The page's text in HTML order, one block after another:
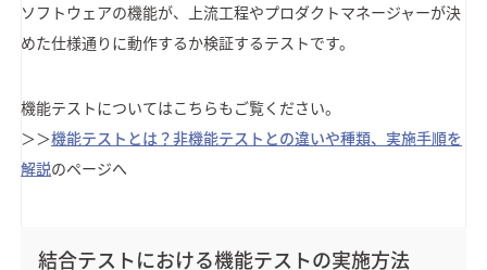
ソフトウェアの機能が、上流工程やプロダクトマネージャーが決
めた仕様通りに動作するか検証するテストです。
機能テストについてはこちらもご覧ください。
＞＞機能テストとは？非機能テストとの違いや種類、実施手順を
解説のページへ
結合テストにおける機能テストの実施方法